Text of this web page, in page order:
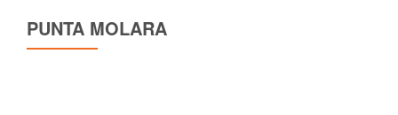
PUNTA MOLARA